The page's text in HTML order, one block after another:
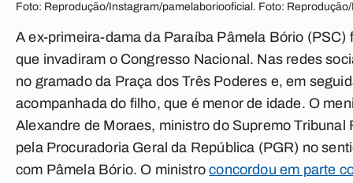
Foto: Reprodução/Instagram/pamelaboriooficial. Foto:
A ex-primeira-dama da Paraíba Pâmela Bório
que invadiram o Congresso Nacional. Nas redes
no gramado da Praça dos Três Poderes e, em
acompanhada do filho, que é menor de idade. O
Alexandre de Moraes, ministro do Supremo
pela Procuradoria Geral da República (PGR) no
com Pâmela Bório. O ministroconcordou em parte